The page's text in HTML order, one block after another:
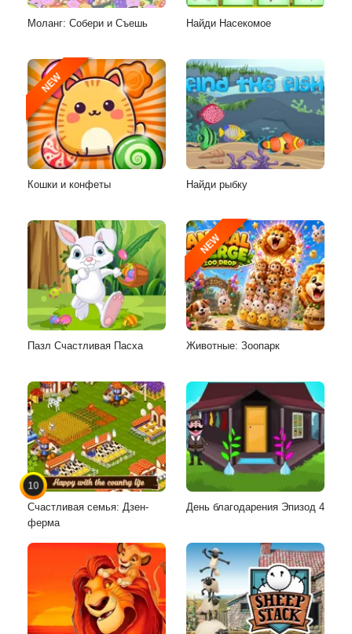
Моланг: Собери и Съешь Найди Насекомое
NEW
Кошки и конфеты Найди рыбку
Пазл Счастливая Пасха
NEW
Животные: Зоопарк
10
Счастливая семья: Дзен-
ферма
День благодарения Эпизод 4